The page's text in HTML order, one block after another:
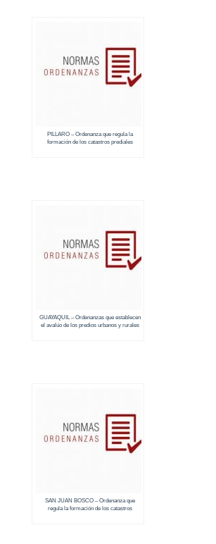
PILLARO – Ordenanza que regula la
formación de los catastros prediales
GUAYAQUIL – Ordenanzas que establecen
el avalúo de los predios urbanos y rurales
SAN JUAN BOSCO – Ordenanza que
regula la formación de los catastros